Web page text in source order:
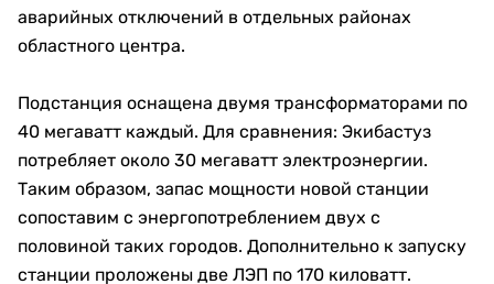
аварийных отключений в отдельных районах
областного центра.
Подстанция оснащена двумя трансформаторами по
40 мегаватт каждый. Для сравнения: Экибастуз
потребляет около 30 мегаватт электроэнергии.
Таким образом, запас мощности новой станции
сопоставим с энергопотреблением двух с
половиной таких городов. Дополнительно к запуску
станции проложены две ЛЭП по 170 киловатт.